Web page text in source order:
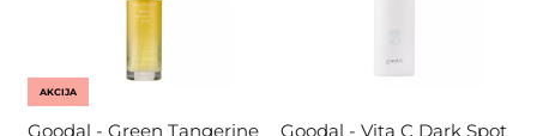
AKCIJA
Goodal - Green Tangerine
Goodal - Vita C Dark Spot